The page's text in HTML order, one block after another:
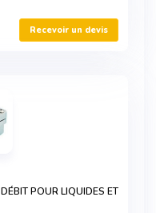
Recevoir un devis
POUR LIQUIDES ET